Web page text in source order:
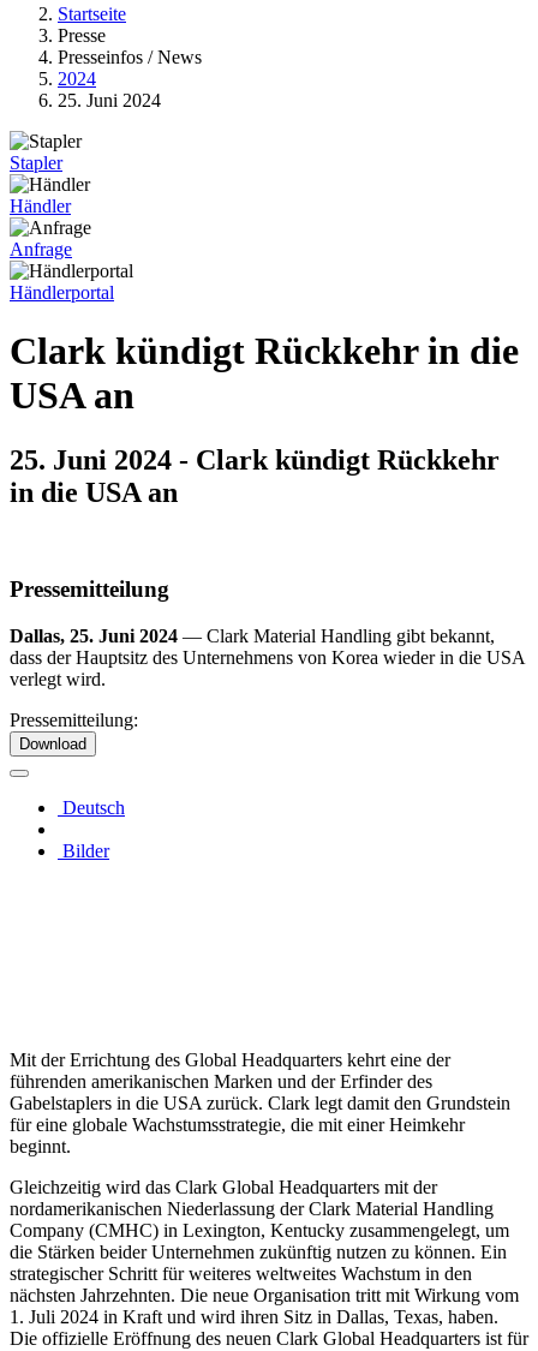
Startseite
Presse
Presseinfos / News
2024
25. Juni 2024
Stapler
Händler
Anfrage
Händlerportal
Clark kündigt Rückkehr in die
USA an
25. Juni 2024 - Clark kündigt Rückkehr
in die USA an
Pressemitteilung
Dallas, 25. Juni 2024 — Clark Material Handling gibt bekannt,
dass der Hauptsitz des Unternehmens von Korea wieder in die USA
verlegt wird.
Pressemitteilung:
Download
Deutsch
Bilder
Mit der Errichtung des Global Headquarters kehrt eine der
führenden amerikanischen Marken und der Erfinder des
Gabelstaplers in die USA zurück. Clark legt damit den Grundstein
für eine globale Wachstumsstrategie, die mit einer Heimkehr
beginnt.
Gleichzeitig wird das Clark Global Headquarters mit der
nordamerikanischen Niederlassung der Clark Material Handling
Company (CMHC) in Lexington, Kentucky zusammengelegt, um
die Stärken beider Unternehmen zukünftig nutzen zu können. Ein
strategischer Schritt für weiteres weltweites Wachstum in den
nächsten Jahrzehnten. Die neue Organisation tritt mit Wirkung vom
1. Juli 2024 in Kraft und wird ihren Sitz in Dallas, Texas, haben.
Die offizielle Eröffnung des neuen Clark Global Headquarters ist für